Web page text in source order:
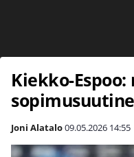
Kiekko-
Joni Alatalo09.05.2026 14:55